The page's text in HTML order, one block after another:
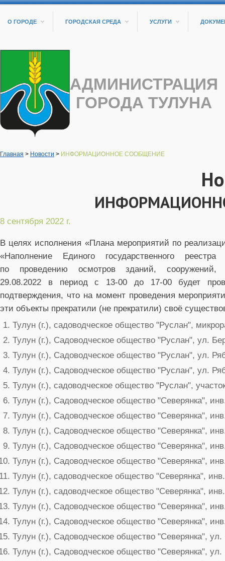
О ГОРОДЕ ГОРОДСКАЯ СРЕДА УСЛУГИ
АДМИНИСТРАЦИЯ
ГОРОДА ТУЛУНА
Главная > Новости > ИНФОРМАЦИОННОЕ СООБЩЕНИЕ
8 сентября 2022 г.
В целях исполнения «Плана мероприятий по
«Наполнение Единого государственного
по проведению осмотров зданий, сооружений,
29.08.2022 в период с 13-00 до 17-00 будет
подтверждения, что на момент проведения
эти объекты прекратили (не прекратили) своё
Тулун (г.), садоводческое общество "Руслан",
Тулун (г.), Садоводческое общество "Руслан", ул.
Тулун (г.), Садоводческое общество "Руслан", ул.
Тулун (г.), Садоводческое общество "Руслан", ул.
Тулун (г.), садоводческое общество "Руслан",
Тулун (г.), Садоводческое общество "Северянка",
Тулун (г.), Садоводческое общество "Северянка",
Тулун (г.), Садоводческое общество "Северянка",
Тулун (г.), Садоводческое общество "Северянка",
Тулун (г.), Садоводческое общество "Северянка",
Тулун (г.), садоводческое общество "Северянка",
Тулун (г.), садоводческое общество "Северянка",
Тулун (г.), Садоводческое общество "Северянка",
Тулун (г.), Садоводческое общество "Северянка",
Тулун (г.), Садоводческое общество "Северянка",
Тулун (г.), Садоводческое общество "Северянка",